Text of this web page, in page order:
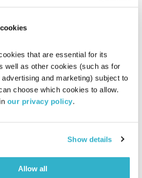
that are essential for its
well as other cookies (such as for
and marketing) subject to
choose which cookies to allow.
our privacy policy.
Show details
Allow all
עולם קטן – 10.7.18
עולם קטן
אורי בנקהלטר
מסע מוזיקלי יומי עם אורי בנקהלטר
אודיו